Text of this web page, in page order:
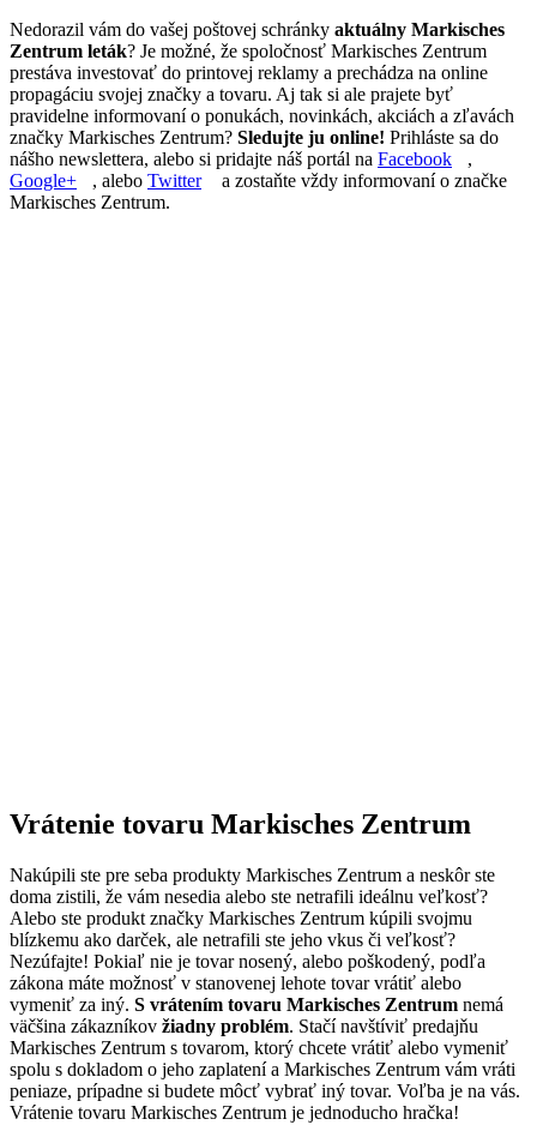
Nedorazil vám do vašej poštovej schránky aktuálny Markisches
Zentrum leták? Je možné, že spoločnosť Markisches Zentrum
prestáva investovať do printovej reklamy a prechádza na online
propagáciu svojej značky a tovaru. Aj tak si ale prajete byť
pravidelne informovaní o ponukách, novinkách, akciách a zľavách
značky Markisches Zentrum? Sledujte ju online! Prihláste sa do
nášho newslettera, alebo si pridajte náš portál na Facebook
,
Google+
, alebo Twitter
a zostaňte vždy informovaní o značke
Markisches Zentrum.
Vrátenie tovaru Markisches Zentrum
Nakúpili ste pre seba produkty Markisches Zentrum a neskôr ste
doma zistili, že vám nesedia alebo ste netrafili ideálnu veľkosť?
Alebo ste produkt značky Markisches Zentrum kúpili svojmu
blízkemu ako darček, ale netrafili ste jeho vkus či veľkosť?
Nezúfajte! Pokiaľ nie je tovar nosený, alebo poškodený, podľa
zákona máte možnosť v stanovenej lehote tovar vrátiť alebo
vymeniť za iný. S vrátením tovaru Markisches Zentrum nemá
väčšina zákazníkov žiadny problém. Stačí navštíviť predajňu
Markisches Zentrum s tovarom, ktorý chcete vrátiť alebo vymeniť
spolu s dokladom o jeho zaplatení a Markisches Zentrum vám vráti
peniaze, prípadne si budete môcť vybrať iný tovar. Voľba je na vás.
Vrátenie tovaru Markisches Zentrum je jednoducho hračka!